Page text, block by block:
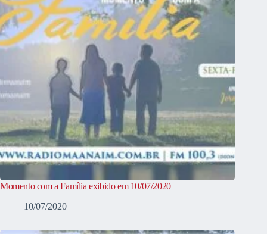
Momento com a Família exibido em 10/07/2020
10/07/2020